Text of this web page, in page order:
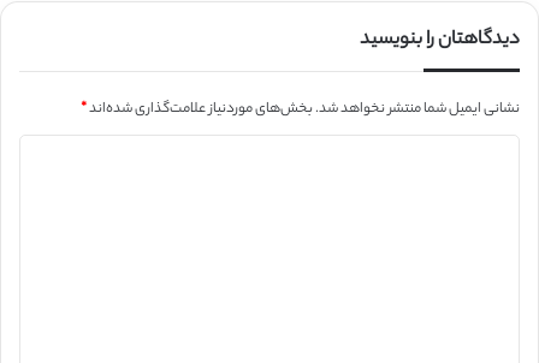
دیدگاهتان را بنویسید
نشانی ایمیل شما منتشر نخواهد شد.بخش‌های موردنیاز علامت‌گذاری شده‌اند*